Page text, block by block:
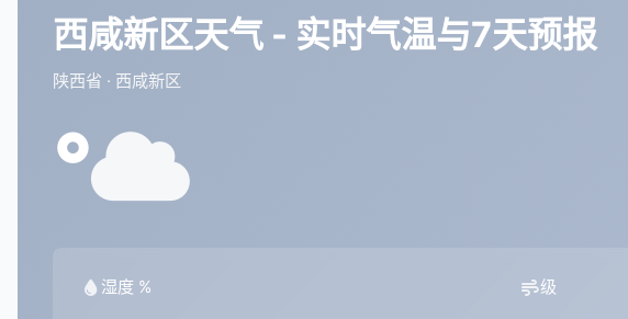
西咸新区天气 - 实时气温与7天预报
陕西省 · 西咸新区
°
湿度 % 级